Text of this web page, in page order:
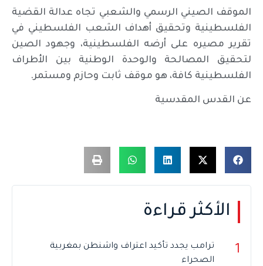
الموقف الصيني الرسمي والشعبي تجاه عدالة القضية
الفلسطينية وتحقيق أهداف الشعب الفلسطيني في
تقرير مصيره على أرضه الفلسطينية، وجهود الصين
لتحقيق المصالحة والوحدة الوطنية بين الأطراف
الفلسطينية كافة، هو موقف ثابت وحازم ومستمر.
عن القدس المقدسية
الأكثر قراءة
1
ترامب يجدد تأكيد اعتراف واشنطن بمغربية
الصحراء